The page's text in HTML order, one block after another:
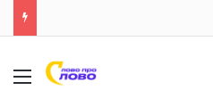
Меню